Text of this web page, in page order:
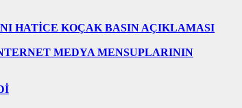
HATİCE KOÇAK BASIN AÇIKLAMASI
MEDYA MENSUPLARININ